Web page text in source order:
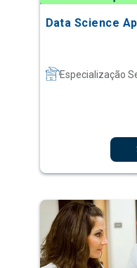
Data Science
Especialização